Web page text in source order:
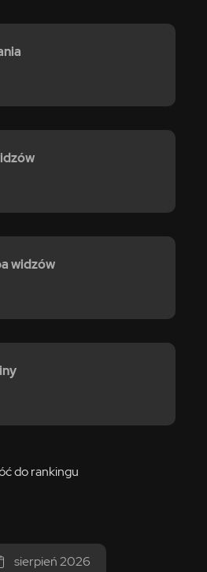
do rankingu
widzów
sierpień 2026